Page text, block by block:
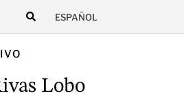
ESPAÑOL
Lobo